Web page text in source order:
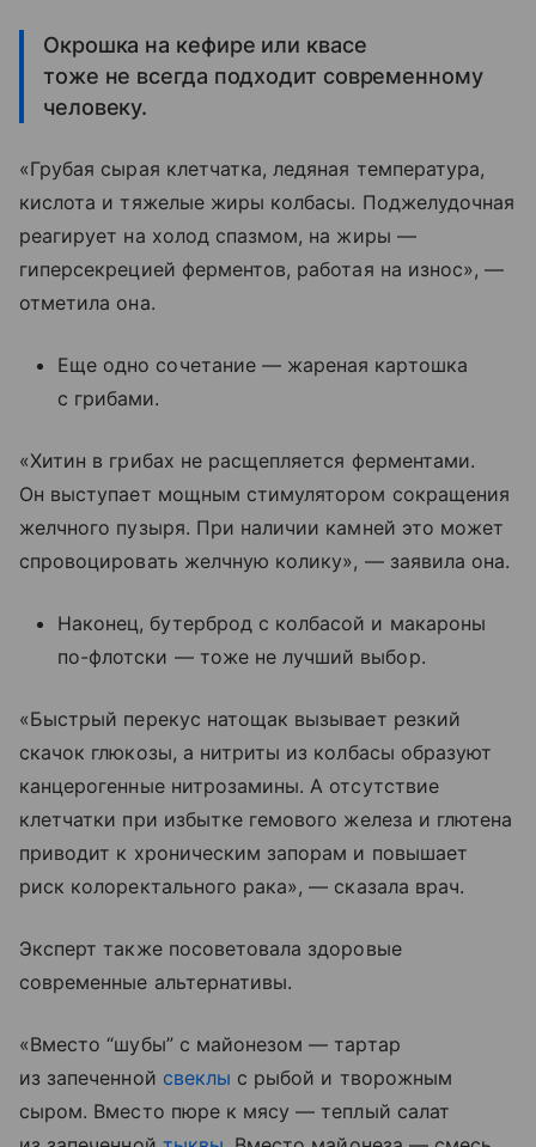
Окрошка на кефире или квасе
тоже не всегда подходит современному
человеку.
«Грубая сырая клетчатка, ледяная температура,
кислота и тяжелые жиры колбасы. Поджелудочная
реагирует на холод спазмом, на жиры —
гиперсекрецией ферментов, работая на износ», —
отметила она.
Еще одно сочетание — жареная картошка
с грибами.
«Хитин в грибах не расщепляется ферментами.
Он выступает мощным стимулятором сокращения
желчного пузыря. При наличии камней это может
спровоцировать желчную колику», — заявила она.
Наконец, бутерброд с колбасой и макароны
по-флотски — тоже не лучший выбор.
«Быстрый перекус натощак вызывает резкий
скачок глюкозы, а нитриты из колбасы образуют
канцерогенные нитрозамины. А отсутствие
клетчатки при избытке гемового железа и глютена
приводит к хроническим запорам и повышает
риск колоректального рака», — сказала врач.
Эксперт также посоветовала здоровые
современные альтернативы.
«Вместо “шубы” с майонезом — тартар
из запеченной свеклы с рыбой и творожным
сыром. Вместо пюре к мясу — теплый салат